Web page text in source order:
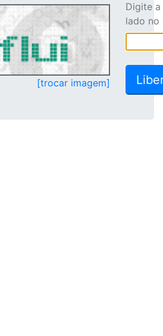
[trocar imagem]
Digite
lado no